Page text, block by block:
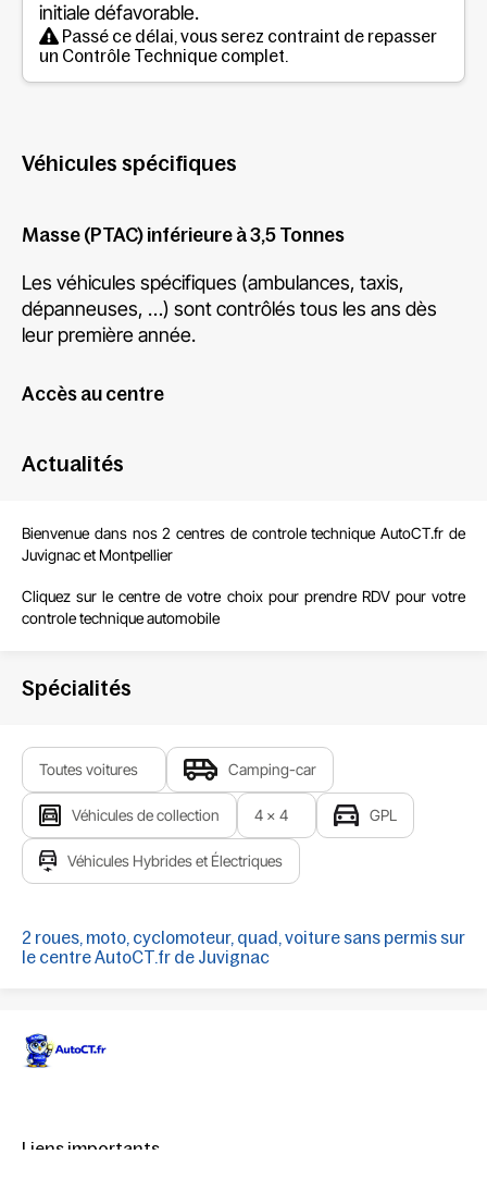
initiale défavorable.
Passé ce délai, vous serez contraint de repasser
un Contrôle Technique complet.
Véhicules spécifiques
Masse (PTAC) inférieure à 3,5 Tonnes
Les véhicules spécifiques (ambulances, taxis,
dépanneuses, …) sont contrôlés tous les ans dès
leur première année.
Accès au centre
Actualités
Bienvenue dans nos 2 centres de controle techniqueAutoCT.fr de
Juvignac et Montpellier
Cliquez sur le centre de votre choix pour prendre RDV pour votre
controle technique automobile
Spécialités
Toutes voitures Camping-car
Véhicules de collection 4 x 4 GPL
Véhicules Hybrides et Électriques
2 roues, moto, cyclomoteur, quad, voiture sans permis sur
le centre AutoCT.fr de Juvignac
Liens importants